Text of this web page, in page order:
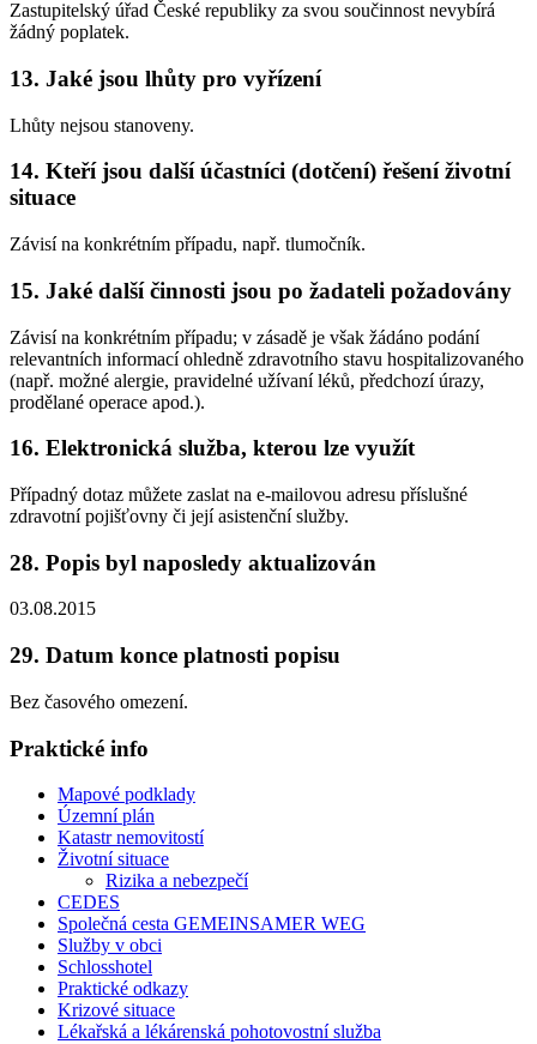
Zastupitelský úřad České republiky za svou součinnost nevybírá
žádný poplatek.
13. Jaké jsou lhůty pro vyřízení
Lhůty nejsou stanoveny.
14. Kteří jsou další účastníci (dotčení) řešení životní
situace
Závisí na konkrétním případu, např. tlumočník.
15. Jaké další činnosti jsou po žadateli požadovány
Závisí na konkrétním případu; v zásadě je však žádáno podání
relevantních informací ohledně zdravotního stavu hospitalizovaného
(např. možné alergie, pravidelné užívaní léků, předchozí úrazy,
prodělané operace apod.).
16. Elektronická služba, kterou lze využít
Případný dotaz můžete zaslat na e-mailovou adresu příslušné
zdravotní pojišťovny či její asistenční služby.
28. Popis byl naposledy aktualizován
03.08.2015
29. Datum konce platnosti popisu
Bez časového omezení.
Praktické info
Mapové podklady
Územní plán
Katastr nemovitostí
Životní situace
Rizika a nebezpečí
CEDES
Společná cesta GEMEINSAMER WEG
Služby v obci
Schlosshotel
Praktické odkazy
Krizové situace
Lékařská a lékárenská pohotovostní služba